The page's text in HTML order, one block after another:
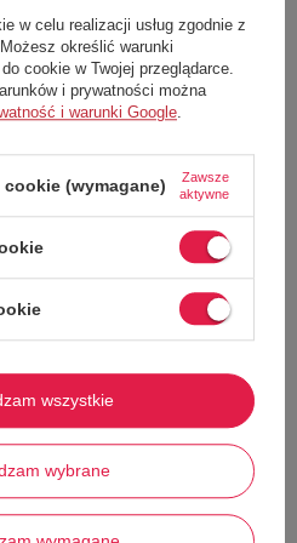
owej, freestyle-owej jazdy.
gwarantują idealną ergonomię
przepływ powietrza
zapewniający szybki transport wilgoci
2mm w okolicy nadgarstków,
zwiększając komfort użytkowania.
uchwyt
zakładanie
w celu realizacji usług zgodnie z
. Możesz określić warunki
cookie w Twojej przeglądarce.
i prywatności można
i warunki Google
(wymagane)
Zawsze
aktywne
wybrane
wszystkie